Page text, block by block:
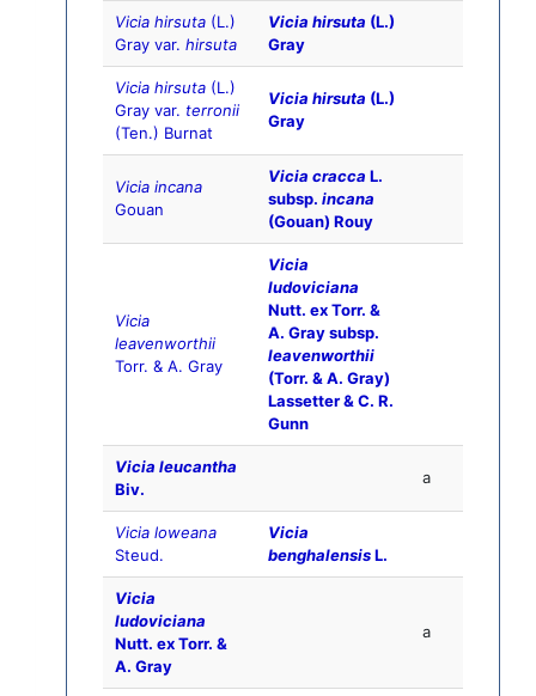
Vicia hirsuta (L.)
Gray var. hirsuta
Vicia hirsuta (L.)
Gray
Vicia hirsuta (L.)
Gray var. terronii
(Ten.) Burnat
Vicia hirsuta (L.)
Gray
Vicia incana
Gouan
Vicia cracca L.
subsp. incana
(Gouan) Rouy
Vicia
leavenworthii
Torr. & A. Gray
Vicia
ludoviciana
Nutt. ex Torr. &
A. Gray subsp.
leavenworthii
(Torr. & A. Gray)
Lassetter & C. R.
Gunn
Vicia leucantha
Biv.
a
Vicia loweana
Steud.
Vicia
benghalensisL.
Vicia
ludoviciana
Nutt. ex Torr. &
A. Gray
a